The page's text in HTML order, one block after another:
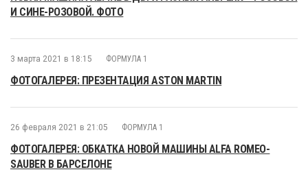
И СИНЕ-РОЗОВОЙ. ФОТО
3 марта 2021 в 18:15 ФОРМУЛА 1
ФОТОГАЛЕРЕЯ: ПРЕЗЕНТАЦИЯ ASTON MARTIN
26 февраля 2021 в 21:05 ФОРМУЛА 1
ФОТОГАЛЕРЕЯ: ОБКАТКА НОВОЙ МАШИНЫ ALFA ROMEO-
SAUBER В БАРСЕЛОНЕ